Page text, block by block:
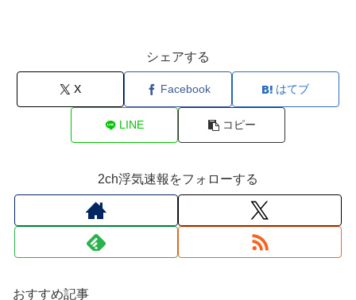
シェアする
X Facebook はてブ
LINE コピー
2ch浮気速報をフォローする
おすすめ記事